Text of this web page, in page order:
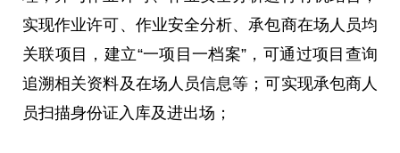
实现作业许可、作业安全分析、承包商在场人员均
关联项目，建立“一项目一档案”，可通过项目查询
追溯相关资料及在场人员信息等；可实现承包商人
员扫描身份证入库及进出场；